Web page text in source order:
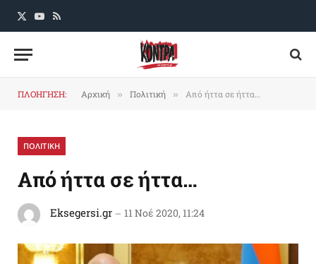
X
YouTube
RSS
ΠΛΟΗΓΗΣΗ: Αρχική » Πολιτική » Από ήττα σε ήττα…
ΠΟΛΙΤΙΚΗ
Από ήττα σε ήττα…
Eksegersi.gr 11 Νοέ 2020, 11:24